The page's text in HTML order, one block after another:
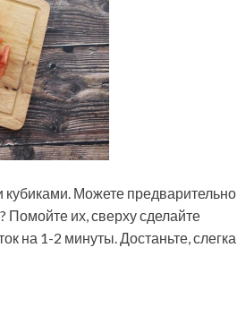
Можете предварительно
Помойте их, сверху сделайте
на 1-2 минуты. Достаньте, слегка